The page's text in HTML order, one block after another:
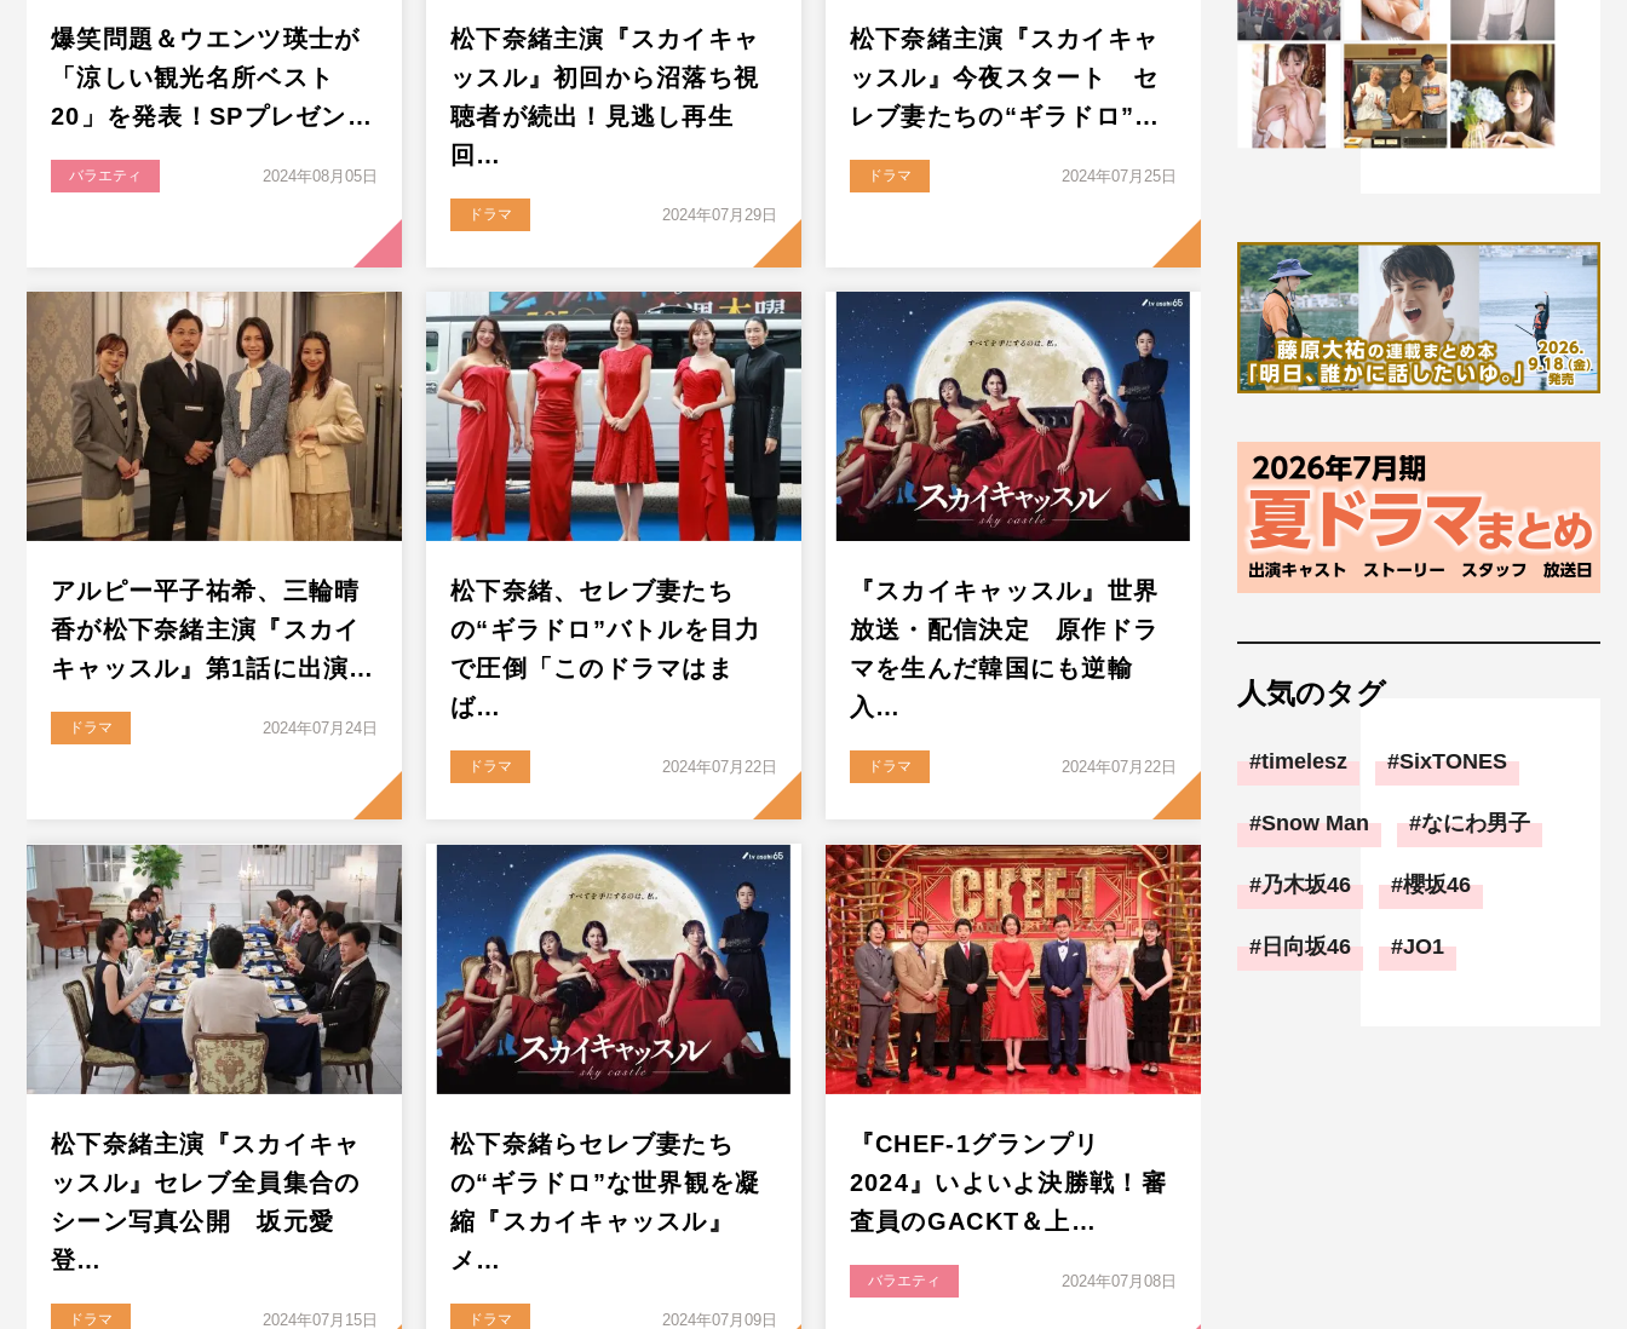
爆笑問題＆ウエンツ瑛士が
「涼しい観光名所ベスト
20」を発表！SPプレゼン…
バラエティ 2024年08月05日
松下奈緒主演『スカイキャ
ッスル』初回から沼落ち視
聴者が続出！見逃し再生
回…
ドラマ 2024年07月29日
松下奈緒主演『スカイキャ
ッスル』今夜スタート セ
レブ妻たちの“ギラドロ”…
ドラマ 2024年07月25日
アルピー平子祐希、三輪晴
香が松下奈緒主演『スカイ
キャッスル』第1話に出演…
ドラマ 2024年07月24日
松下奈緒、セレブ妻たち
の“ギラドロ”バトルを目力
で圧倒「このドラマはま
ば…
ドラマ 2024年07月22日
『スカイキャッスル』世界
放送・配信決定 原作ドラ
マを生んだ韓国にも逆輸
入…
ドラマ 2024年07月22日
松下奈緒主演『スカイキャ
ッスル』セレブ全員集合の
シーン写真公開 坂元愛
登…
ドラマ 2024年07月15日
松下奈緒らセレブ妻たち
の“ギラドロ”な世界観を凝
縮『スカイキャッスル』
メ…
ドラマ 2024年07月09日
『CHEF-1グランプリ
2024』いよいよ決勝戦！審
査員のGACKT＆上…
バラエティ 2024年07月08日
人気のタグ
timelesz SixTONES
Snow Man なにわ男子
乃木坂46 櫻坂46
日向坂46 JO1